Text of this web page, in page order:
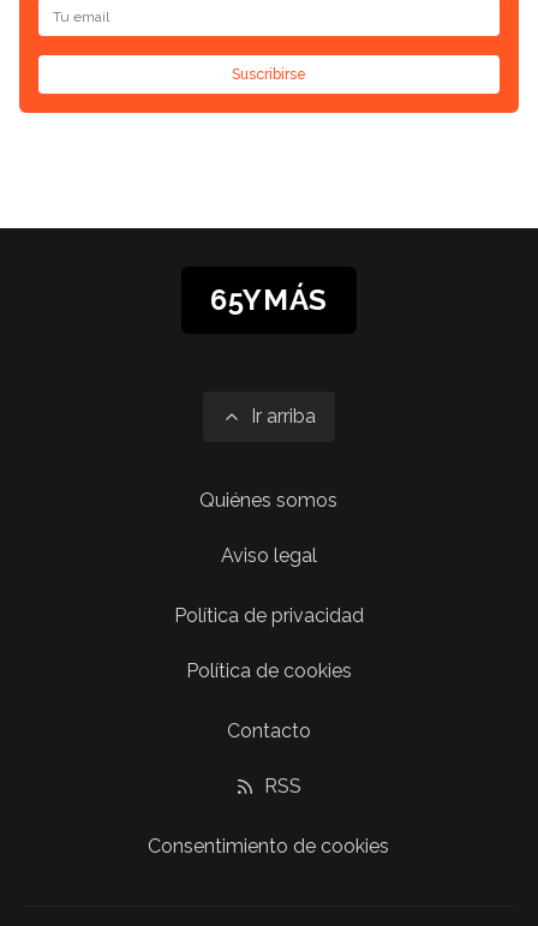
Suscribirse
65YMÁS
Ir arriba
Quiénes somos
Aviso legal
Política de privacidad
Política de cookies
Contacto
RSS
Consentimiento de cookies